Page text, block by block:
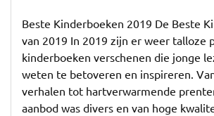
Beste Kinderboeken 2019 De Beste
van 2019 In 2019 zijn er weer talloze
kinderboeken verschenen die jonge
weten te betoveren en inspireren.
verhalen tot hartverwarmende
aanbod was divers en van hoge